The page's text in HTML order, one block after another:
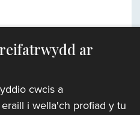
ar
cwcis a
i wella'ch profiad y tu